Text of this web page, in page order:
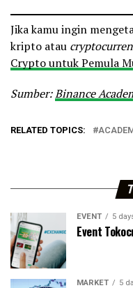
Jika kamu ingin
kripto atau
Crypto untuk Pemula
Sumber:Binance
RELATED TOPICS:
EVENT 5
Event
MARKET 5